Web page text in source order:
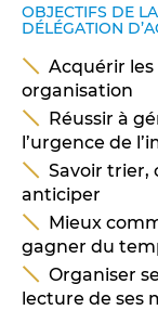
OBJECTIFS DE
DÉLÉGATION
Acquérir les
organisation
Réussir à
l’urgence de
Savoir trier,
anticiper
Mieux
gagner du
Organiser
lecture de ses